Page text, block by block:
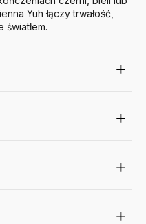
Yuh łączy trwałość,